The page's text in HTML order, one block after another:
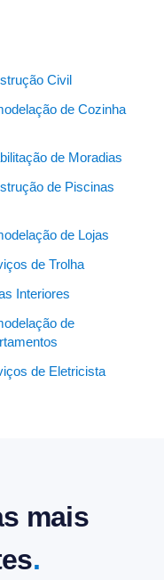
Civil
de Cozinha
de Moradias
de Piscinas
de Lojas
de Trolha
Interiores
de
de Eletricista
mais
.